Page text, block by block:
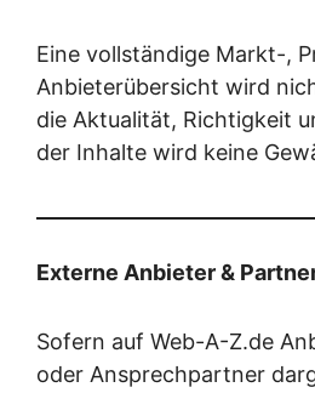
Eine vollständige Markt-,
Anbieterübersicht wird
die Aktualität, Richtigkeit
der Inhalte wird keine
Externe Anbieter &
Sofern auf Web-A-Z.de
oder Ansprechpartner